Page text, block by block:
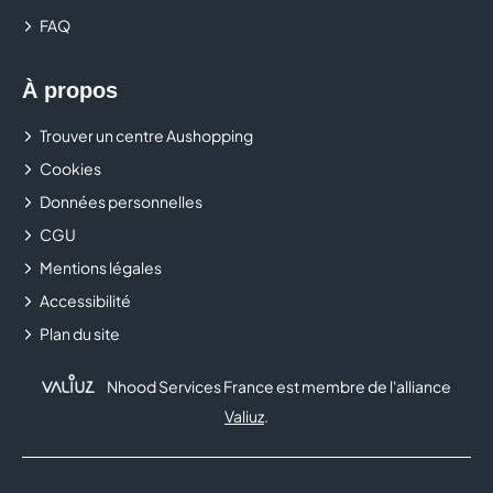
FAQ
À propos
Trouver un centre Aushopping
Cookies
Données personnelles
CGU
Mentions légales
Accessibilité
Plan du site
Nhood Services France est membre de l'alliance
Valiuz.